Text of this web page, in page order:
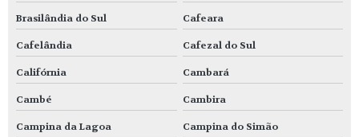
Brasilândia do Sul Cafeara
Cafelândia Cafezal do Sul
Califórnia Cambará
Cambé Cambira
Campina da Lagoa Campina do Simão